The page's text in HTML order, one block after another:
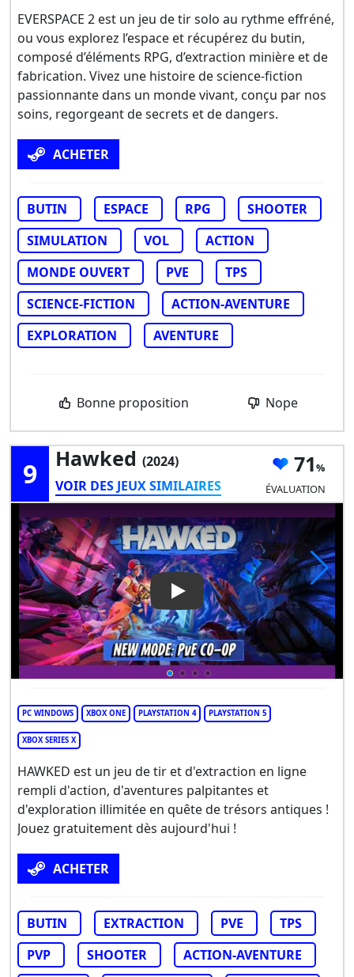
EVERSPACE 2 est un jeu de tir solo au rythme effréné,
ou vous explorez l’espace et récupérez du butin,
composé d’éléments RPG, d’extraction minière et de
fabrication. Vivez une histoire de science-fiction
passionnante dans un monde vivant, conçu par nos
soins, regorgeant de secrets et de dangers.
ACHETER
BUTIN ESPACE RPG
SHOOTER
SIMULATION
VOL
ACTION
MONDE OUVERT
PVE
TPS
SCIENCE-FICTION
ACTION-AVENTURE
EXPLORATION
AVENTURE
Bonne proposition Nope
9 Hawked (2024)
VOIR DES JEUX SIMILAIRES
71
ÉVALUATION
Play Video: Hawked
PC WINDOWS XBOX ONE PLAYSTATION 4 PLAYSTATION 5
XBOX SERIES X
HAWKED est un jeu de tir et d'extraction en ligne
rempli d'action, d'aventures palpitantes et
d'exploration illimitée en quête de trésors antiques !
Jouez gratuitement dès aujourd'hui !
ACHETER
BUTIN EXTRACTION PVE
TPS
PVP
SHOOTER
ACTION-AVENTURE